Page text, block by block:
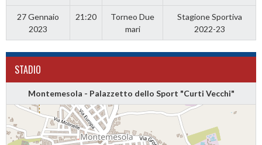
27 Gennaio
2023
21:20
Torneo Due
mari
Stagione Sportiva
2022-23
STADIO
Montemesola - Palazzetto dello Sport "Curti Vecchi"